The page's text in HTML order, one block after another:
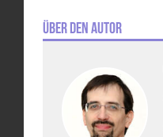
Über den Autor